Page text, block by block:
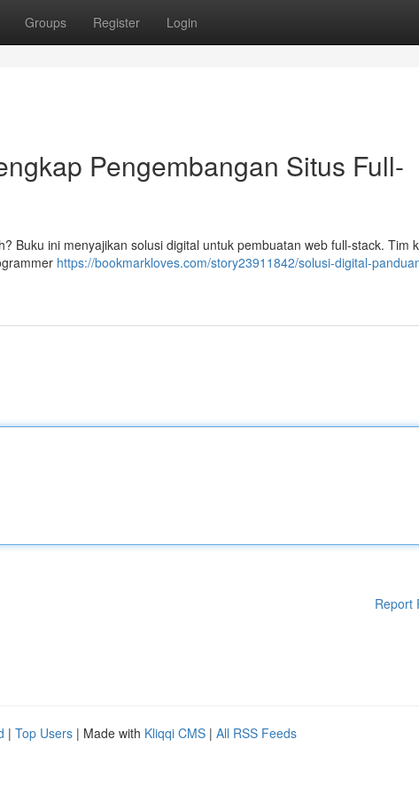
Groups Register Login
Pengembangan Situs Full-
Buku ini menyajikan solusi digital untuk pembuatan web full-stack. Tim
https://bookmarkloves.com/story23911842/solusi-digital-
Report
| Top Users | Made with Kliqqi CMS | All RSS Feeds